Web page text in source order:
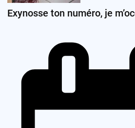
Exynosse ton numéro, je